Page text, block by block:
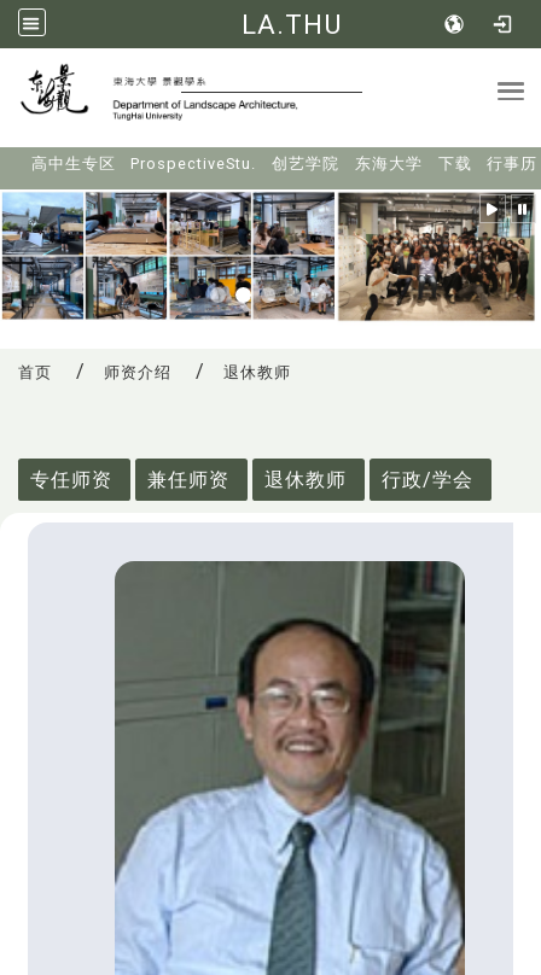
LA.THU
高中生专区 ProspectiveStu. 创艺学院 东海大学 下载 行事历
首页 师资介绍 退休教师
专任师资
兼任师资 退休教师 行政/学会